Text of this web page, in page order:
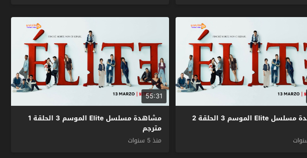
مشاهدة مسلسل Elite الموسم 3 الحلقة 2
55:31
مشاهدة مسلسل Elite الموسم 3 الحلقة 1
مترجم
منذ 5 سنوات